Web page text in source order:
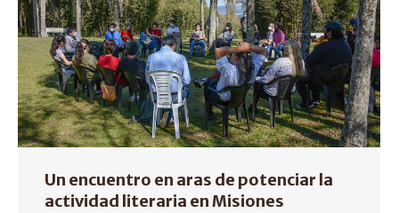
Un encuentro en aras de potenciar la
actividad literaria en Misiones